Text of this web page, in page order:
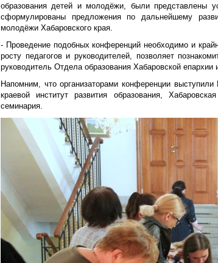
образования детей и молодёжи, были представлены
сформулированы предложения по дальнейшему
молодёжи Хабаровского края.
- Проведение подобных конференций необходимо и
росту педагогов и руководителей, позволяет
руководитель Отдела образования Хабаровской епархии
Напомним, что организаторами конференции
краевой институт развития образования,
семинария.